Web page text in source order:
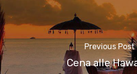
Previous Post
Cena alle